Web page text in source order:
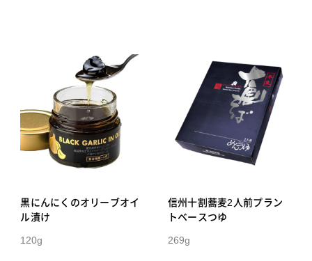
黒にんにくのオリーブオイ
ル漬け
120g
信州十割蕎麦2人前プラン
トベースつゆ
269g